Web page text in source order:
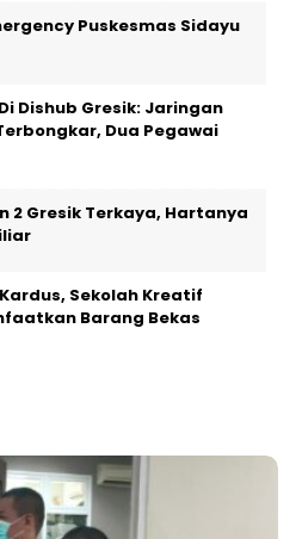
Puskesmas Sidayu
Dishub Gresik: Jaringan
Dua Pegawai
2 Gresik Terkaya, Hartanya
Sekolah Kreatif
Barang Bekas